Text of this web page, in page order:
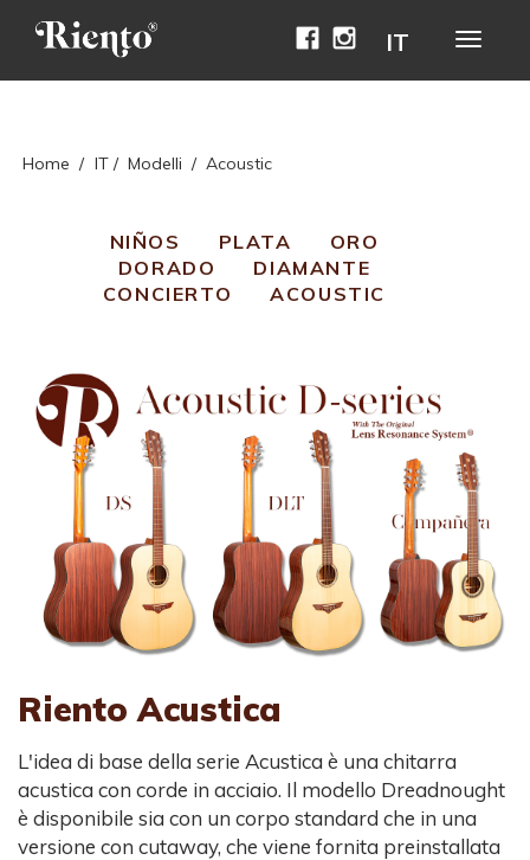
Avaa
Facebook
Instagram
IT
Home / IT / Modelli / Acoustic
NIÑOS PLATA
ORO
DORADO
DIAMANTE
CONCIERTO
ACOUSTIC
Riento Acustica
L'idea di base della serie Acustica è una chitarra
acustica con corde in acciaio. Il modello Dreadnought
è disponibile sia con un corpo standard che in una
versione con cutaway, che viene fornita preinstallata